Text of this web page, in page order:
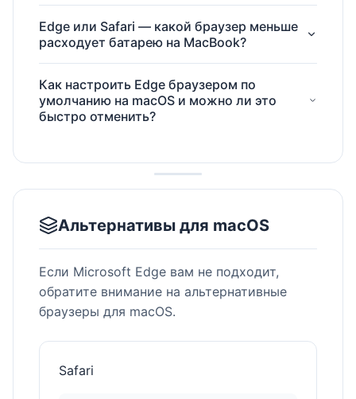
Edge или Safari — какой браузер меньше
расходует батарею на MacBook?
Как настроить Edge браузером по
умолчанию на macOS и можно ли это
быстро отменить?
Альтернативы для macOS
Если Microsoft Edge вам не подходит,
обратите внимание на альтернативные
браузеры для macOS.
Safari